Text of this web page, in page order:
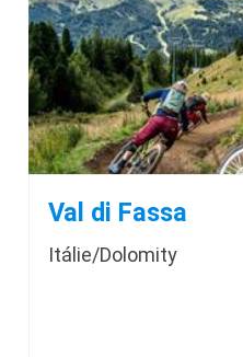
Val di Fassa
Itálie/Dolomity